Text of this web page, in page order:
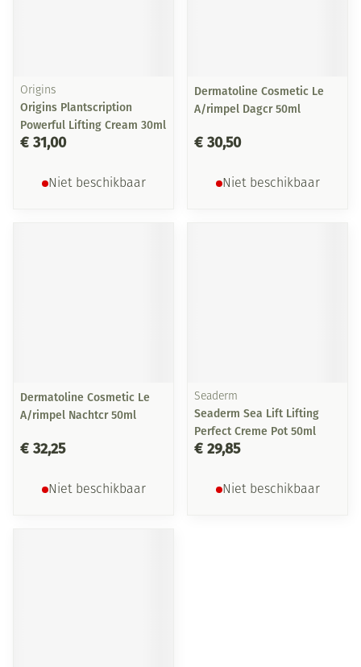
Origins
Origins Plantscription
Powerful Lifting Cream 30ml
€ 31,00
Niet beschikbaar
Dermatoline Cosmetic Le
A/rimpel Dagcr 50ml
€ 30,50
Niet beschikbaar
Dermatoline Cosmetic Le
A/rimpel Nachtcr 50ml
€ 32,25
Niet beschikbaar
Seaderm
Seaderm Sea Lift Lifting
Perfect Creme Pot 50ml
€ 29,85
Niet beschikbaar